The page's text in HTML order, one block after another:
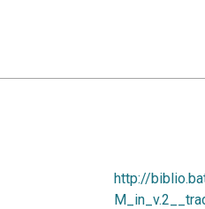
http://